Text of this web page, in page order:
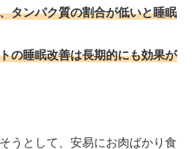
タンパク質の割合が低いと睡眠
の睡眠改善は長期的にも効果が
うとして、安易にお肉ばかり食